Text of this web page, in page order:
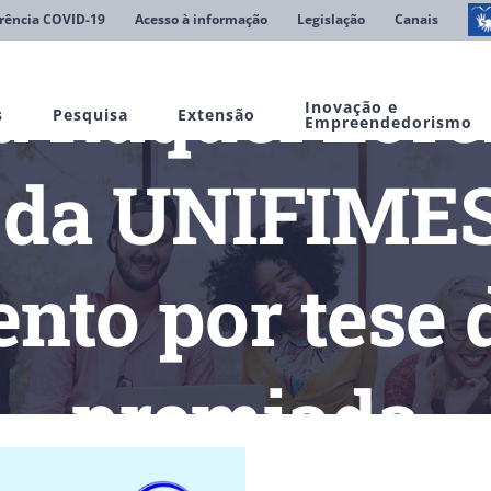
COVID-19 Acesso à informação Legislação Canais
Pesquisa Extensão Inovação e
Empreendedorismo
Raquel
por tese
premiada
Raquel Loren dos Reis Paludo da UNIFIMES recebe